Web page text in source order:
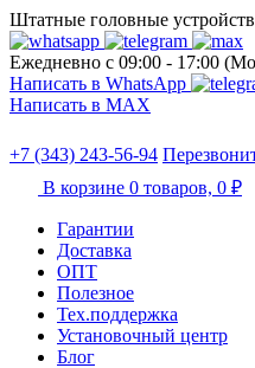
Штатные головные
Ежедневно с 09:00 - 17:00
Написать в WhatsApp
Написать в МАХ
+7 (343) 243-56-94
В корзине 0 товаров, 0 ₽
Гарантии
Доставка
ОПТ
Полезное
Тех.поддержка
Установочный центр
Блог